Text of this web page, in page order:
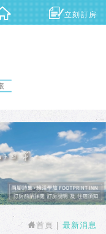
首頁 最新消息
立刻訂房